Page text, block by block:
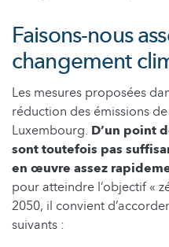
Faisons-nous
changement
Les mesures proposées
réduction des émissions
Luxembourg. D’un point
sont toutefois pas
en œuvre assez
pour atteindre l’objectif «
2050, il convient
suivants :